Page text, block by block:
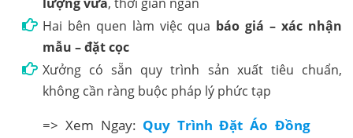
Hai bên quen làm việc qua báo giá – xác nhận
mẫu – đặt cọc
Xưởng có sẵn quy trình sản xuất tiêu chuẩn,
không cần ràng buộc pháp lý phức tạp
=> Xem Ngay: Quy Trình Đặt Áo Đồng